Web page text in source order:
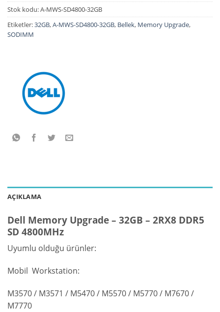
Stok kodu:A-MWS-SD4800-32GB
Etiketler:32GB,A-MWS-SD4800-32GB, Bellek, Memory Upgrade,
SODIMM
AÇIKLAMA
Dell Memory Upgrade – 32GB – 2RX8 DDR5
SD 4800MHz
Uyumlu olduğu ürünler:
Mobil Workstation:
M3570 / M3571 / M5470 / M5570 / M5770 / M7670 /
M7770